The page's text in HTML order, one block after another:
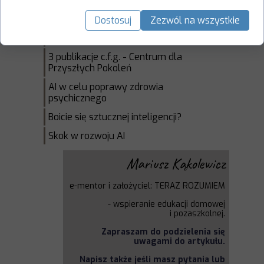
AI przejmie większość prac
umysłowych w 18 miesięcy
3 publikacje c.f.g. - Centrum dla
Przyszłych Pokoleń
AI w celu poprawy zdrowia
psychicznego
Boicie się sztucznej inteligencji?
Skok w rozwoju AI
Mariusz Kąkolewicz
e-mentor i założyciel: TERAZ ROZUMIEM
- wspieranie edukacji domowej
i pozaszkolnej.
Zapraszam do podzielenia się
uwagami do artykułu.
Napisz także jeśli masz pytania lub
Dostosuj Zezwól na wszystkie